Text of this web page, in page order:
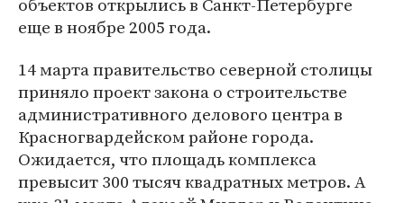
еще в ноябре 2005 года.
14 марта правительство северной столицы
приняло проект закона о строительстве
административного делового центра в
Красногвардейском районе города.
Ожидается, что площадь комплекса
превысит 300 тысяч квадратных метров. А